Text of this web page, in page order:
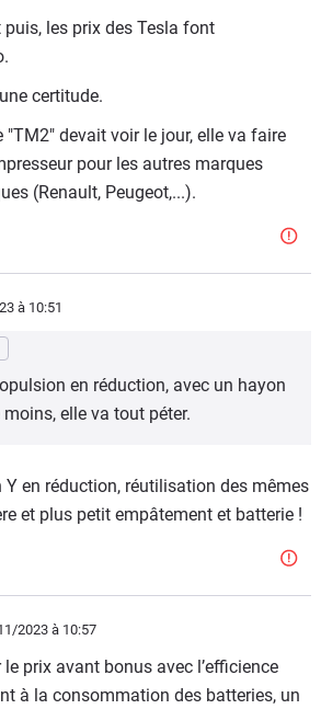
la cadence... dans un pays ou la
en espagne...
raison...
puis, les prix des Tesla font
certitude.
"TM2" devait voir le jour, elle va faire
pour les autres marques
(Renault, Peugeot,...).
à 10:51
en réduction, avec un hayon
elle va tout péter.
Y en réduction, réutilisation des mêmes
et plus petit empâtement et batterie !
2023 à 10:57
prix avant bonus avec l’efficience
à la consommation des batteries, un